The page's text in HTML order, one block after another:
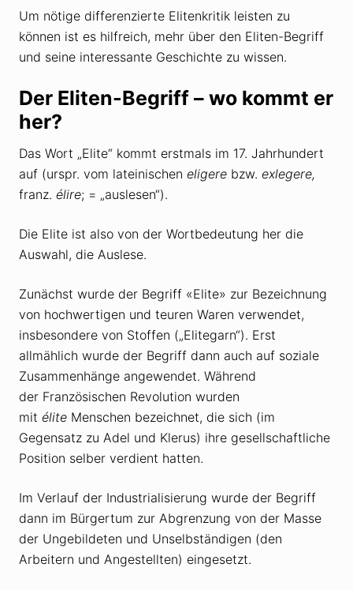
Um nötige differenzierte Elitenkritik leisten zu
können ist es hilfreich, mehr über den Eliten-Begriff
und seine interessante Geschichte zu wissen.
Der Eliten-Begriff – wo kommt er
her?
Das Wort „Elite“ kommt erstmals im 17. Jahrhundert
auf (urspr. vom lateinischen eligere bzw. exlegere,
franz. élire; = „auslesen“).
Die Elite ist also von der Wortbedeutung her die
Auswahl, die Auslese.
Zunächst wurde der Begriff «Elite» zur Bezeichnung
von hochwertigen und teuren Waren verwendet,
insbesondere von Stoffen („Elitegarn“). Erst
allmählich wurde der Begriff dann auch auf soziale
Zusammenhänge angewendet. Während
der Französischen Revolution wurden
mit élite Menschen bezeichnet, die sich (im
Gegensatz zu Adel und Klerus) ihre gesellschaftliche
Position selber verdient hatten.
Im Verlauf der Industrialisierung wurde der Begriff
dann im Bürgertum zur Abgrenzung von der Masse
der Ungebildeten und Unselbständigen (den
Arbeitern und Angestellten) eingesetzt.